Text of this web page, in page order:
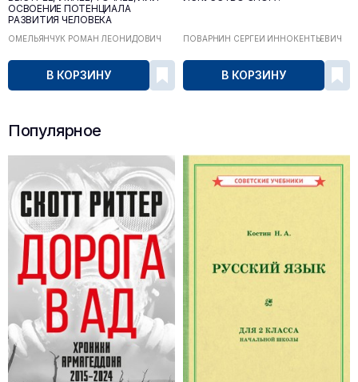
ОСВОЕНИЕ ПОТЕНЦИАЛА
РАЗВИТИЯ ЧЕЛОВЕКА
ОМЕЛЬЯНЧУК РОМАН ЛЕОНИДОВИЧ
В КОРЗИНУ
ПОВАРНИН СЕРГЕЙ ИННОКЕНТЬЕВИЧ
В КОРЗИНУ
Популярное